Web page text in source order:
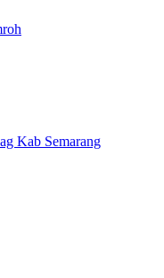
Kab Semarang